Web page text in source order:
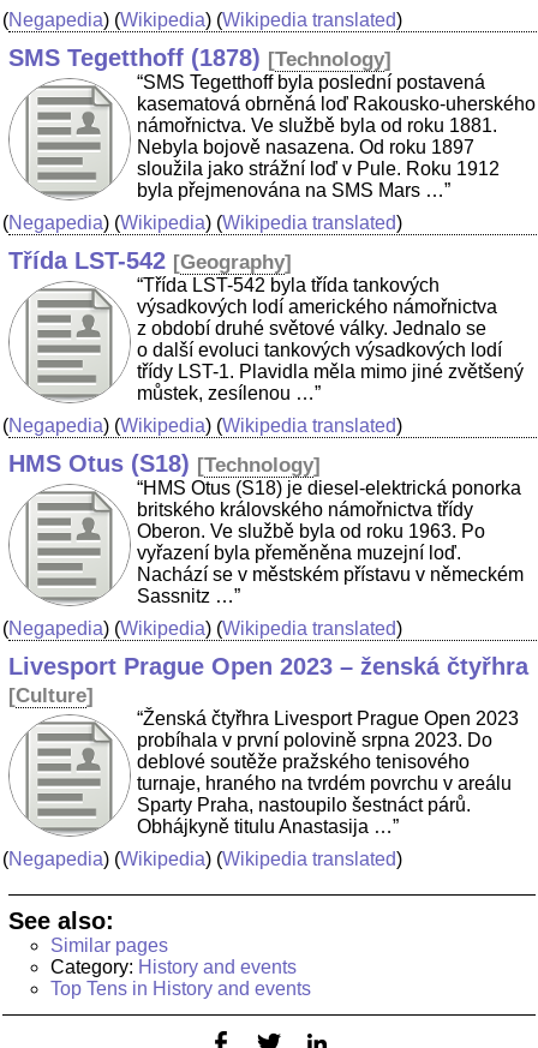
(Negapedia) (Wikipedia) (Wikipedia translated)
SMS Tegetthoff (1878) [Technology]
“SMS Tegetthoff byla poslední postavená
kasematová obrněná loď Rakousko-uherského
námořnictva. Ve službě byla od roku 1881.
Nebyla bojově nasazena. Od roku 1897
sloužila jako strážní loď v Pule. Roku 1912
byla přejmenována na SMS Mars …”
(Negapedia) (Wikipedia) (Wikipedia translated)
Třída LST-542 [Geography]
“Třída LST-542 byla třída tankových
výsadkových lodí amerického námořnictva
z období druhé světové války. Jednalo se
o další evoluci tankových výsadkových lodí
třídy LST-1. Plavidla měla mimo jiné zvětšený
můstek, zesílenou …”
(Negapedia) (Wikipedia) (Wikipedia translated)
HMS Otus (S18) [Technology]
“HMS Otus (S18) je diesel-elektrická ponorka
britského královského námořnictva třídy
Oberon. Ve službě byla od roku 1963. Po
vyřazení byla přeměněna muzejní loď.
Nachází se v městském přístavu v německém
Sassnitz …”
(Negapedia) (Wikipedia) (Wikipedia translated)
Livesport Prague Open 2023 – ženská čtyřhra
[Culture]
“Ženská čtyřhra Livesport Prague Open 2023
probíhala v první polovině srpna 2023. Do
deblové soutěže pražského tenisového
turnaje, hraného na tvrdém povrchu v areálu
Sparty Praha, nastoupilo šestnáct párů.
Obhájkyně titulu Anastasija …”
(Negapedia) (Wikipedia) (Wikipedia translated)
See also:
Similar pages
Category: History and events
Top Tens in History and events